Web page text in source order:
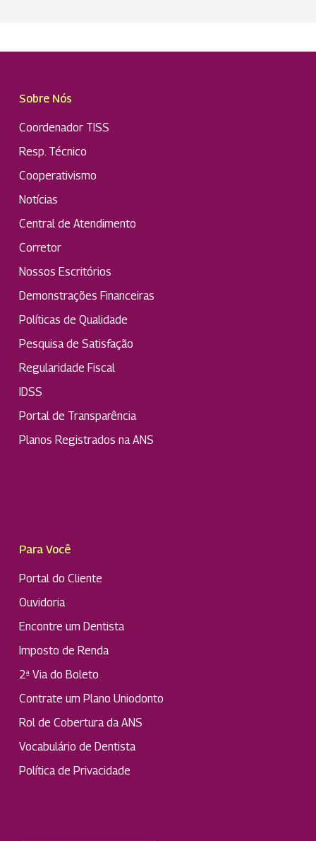
Sobre Nós
Coordenador TISS
Resp. Técnico
Cooperativismo
Notícias
Central de Atendimento
Corretor
Nossos Escritórios
Demonstrações Financeiras
Políticas de Qualidade
Pesquisa de Satisfação
Regularidade Fiscal
IDSS
Portal de Transparência
Planos Registrados na ANS
Para Você
Portal do Cliente
Ouvidoria
Encontre um Dentista
Imposto de Renda
2ª Via do Boleto
Contrate um Plano Uniodonto
Rol de Cobertura da ANS
Vocabulário de Dentista
Política de Privacidade